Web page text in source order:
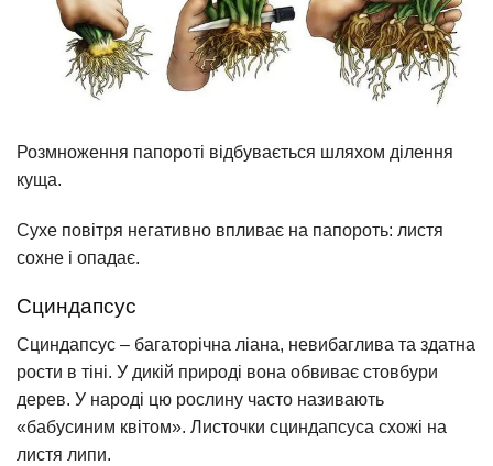
Розмноження папороті відбувається шляхом ділення
куща.
Сухе повітря негативно впливає на папороть: листя
сохне і опадає.
Сциндапсус
Сциндапсус – багаторічна ліана, невибаглива та здатна
рости в тіні. У дикій природі вона обвиває стовбури
дерев. У народі цю рослину часто називають
«бабусиним квітом». Листочки сциндапсуса схожі на
листя липи.